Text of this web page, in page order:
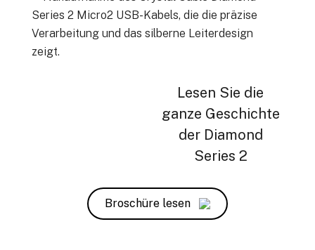
Lesen Sie die
ganze Geschichte
der Diamond
Series 2
Broschüre lesen